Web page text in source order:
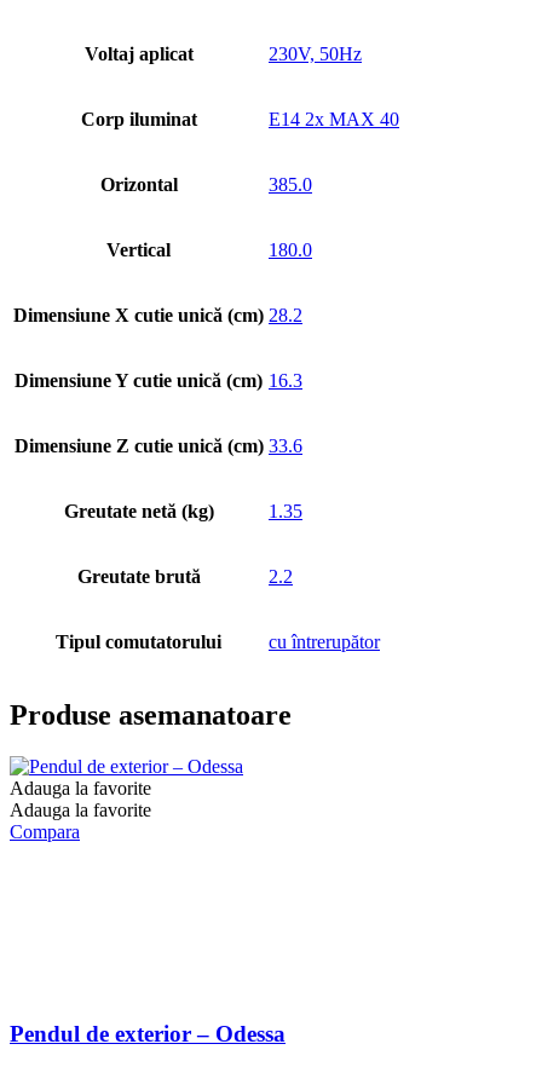
Voltaj aplicat 230V, 50Hz
Corp iluminat E14 2x MAX 40
Orizontal 385.0
Vertical 180.0
Dimensiune X cutie unică (cm) 28.2
Dimensiune Y cutie unică (cm) 16.3
Dimensiune Z cutie unică (cm) 33.6
Greutate netă (kg) 1.35
Greutate brută 2.2
Tipul comutatorului cu întrerupător
Produse asemanatoare
Adauga la favorite
Adauga la favorite
Compara
Pendul de exterior – Odessa